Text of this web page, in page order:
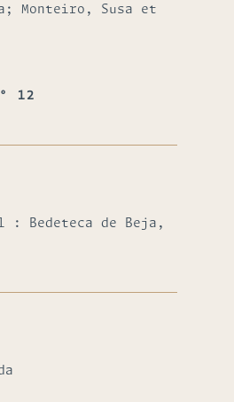
Monteiro, Susa et
12
: Bedeteca de Beja,